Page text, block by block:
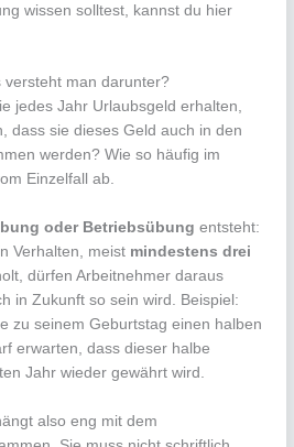
wissen solltest, kannst du hier
versteht man darunter?
jedes Jahr Urlaubsgeld erhalten,
dass sie dieses Geld auch in den
werden? Wie so häufig im
Einzelfall ab.
oder Betriebsübung entsteht:
Verhalten, meist mindestens drei
dürfen Arbeitnehmer daraus
in Zukunft so sein wird. Beispiel:
zu seinem Geburtstag einen halben
erwarten, dass dieser halbe
Jahr wieder gewährt wird.
also eng mit dem